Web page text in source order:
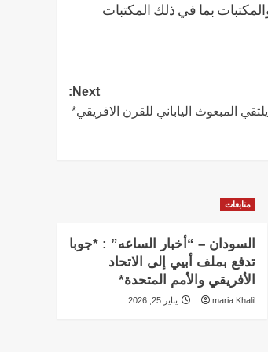
بما في ذلك المكتبات
Next:
المبعوث الياباني للقرن الافريقي*
متابعات
السودان – “أخبار الساعه” : *جوبا
تدفع بملف أبيي إلى الاتحاد
الأفريقي والأمم المتحدة*
maria Khalil يناير 25, 2026